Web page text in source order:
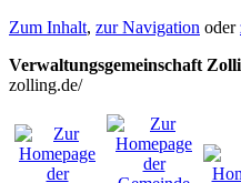
Zum Inhalt, zur Navigation oder
Verwaltungsgemeinschaft
zolling.de/